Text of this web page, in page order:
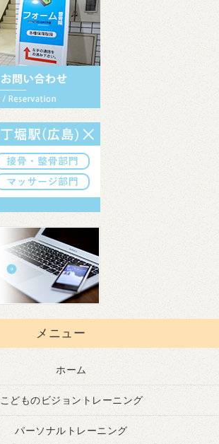
メニュー
ホーム
こどものビジョントレーニング
パーソナルトレーニング